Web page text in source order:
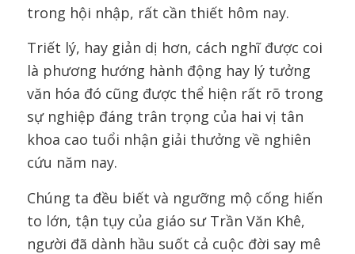
trong hội nhập, rất cần thiết hôm nay.
Triết lý, hay giản dị hơn, cách nghĩ được coi
là phương hướng hành động hay lý tưởng
văn hóa đó cũng được thể hiện rất rõ trong
sự nghiệp đáng trân trọng của hai vị tân
khoa cao tuổi nhận giải thưởng về nghiên
cứu năm nay.
Chúng ta đều biết và ngưỡng mộ cống hiến
to lớn, tận tụy của giáo sư Trần Văn Khê,
người đã dành hầu suốt cả cuộc đời say mê